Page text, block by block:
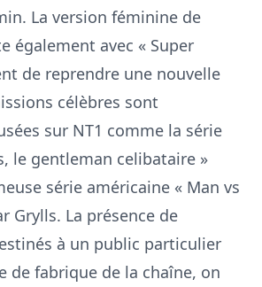
La version féminine de
également avec « Super
de reprendre une nouvelle
célèbres sont
sur NT1 comme la série
le gentleman celibataire »
série américaine « Man vs
Grylls. La présence de
à un public particulier
de fabrique de la chaîne, on